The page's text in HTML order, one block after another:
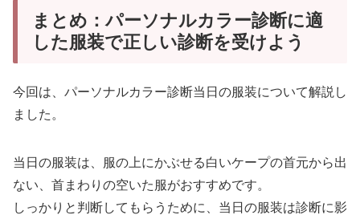
まとめ：パーソナルカラー診断に適
した服装で正しい診断を受けよう
今回は、パーソナルカラー診断当日の服装について解説し
ました。
当日の服装は、服の上にかぶせる白いケープの首元から出
ない、首まわりの空いた服がおすすめです。
しっかりと判断してもらうために、当日の服装は診断に影